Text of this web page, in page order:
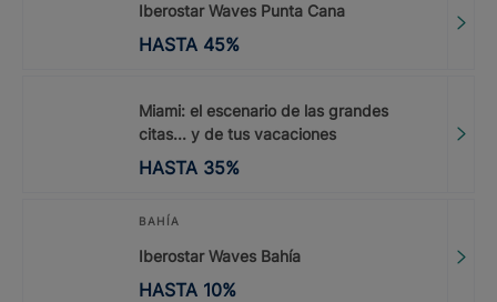
Iberostar Waves Punta Cana
HASTA 45%
Miami: el escenario de las grandes
citas... y de tus vacaciones
HASTA 35%
BAHÍA
Iberostar Waves Bahía
HASTA 10%